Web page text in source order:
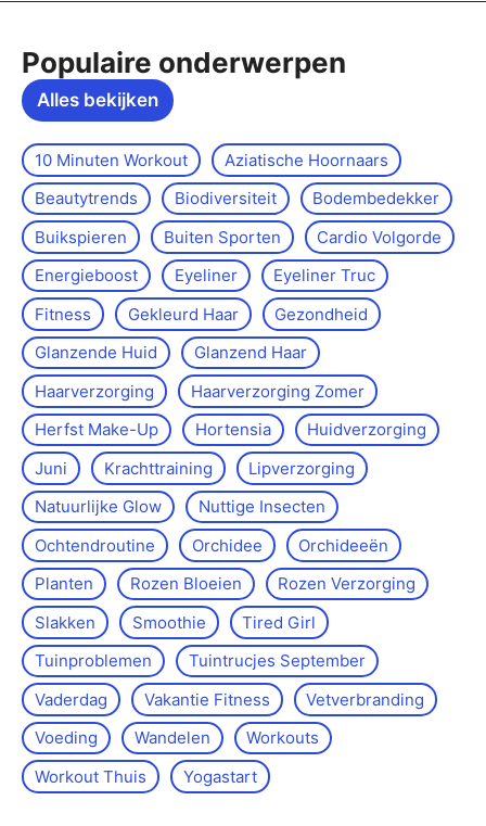
Populaire onderwerpen
Alles bekijken
10 Minuten Workout
Aziatische Hoornaars
Beautytrends
Biodiversiteit
Bodembedekker
Buikspieren
Buiten Sporten
Cardio Volgorde
Energieboost
Eyeliner
Eyeliner Truc
Fitness
Gekleurd Haar
Gezondheid
Glanzende Huid
Glanzend Haar
Haarverzorging
Haarverzorging Zomer
Herfst Make-Up
Hortensia
Huidverzorging
Juni
Krachttraining
Lipverzorging
Natuurlijke Glow
Nuttige Insecten
Ochtendroutine
Orchidee
Orchideeën
Planten
Rozen Bloeien
Rozen Verzorging
Slakken
Smoothie
Tired Girl
Tuinproblemen
Tuintrucjes September
Vaderdag
Vakantie Fitness
Vetverbranding
Voeding
Wandelen
Workouts
Workout Thuis
Yoga­start